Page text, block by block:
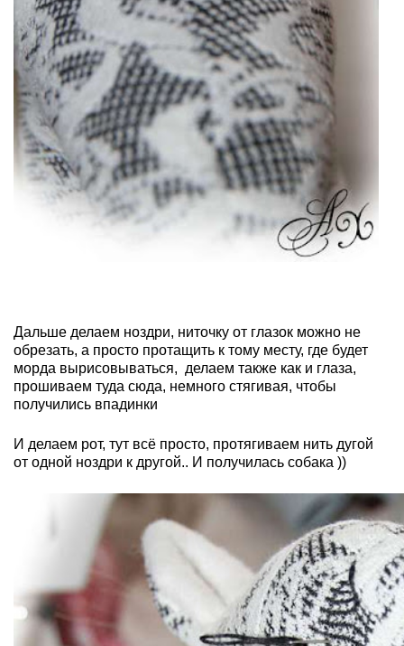
Дальше делаем ноздри, ниточку от глазок можно не
обрезать, а просто протащить к тому месту, где будет
морда вырисовываться, делаем также как и глаза,
прошиваем туда сюда, немного стягивая, чтобы
получились впадинки
И делаем рот, тут всё просто, протягиваем нить дугой
от одной ноздри к другой.. И получилась собака ))